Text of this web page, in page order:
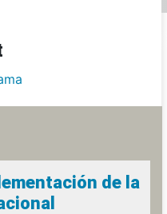
de la